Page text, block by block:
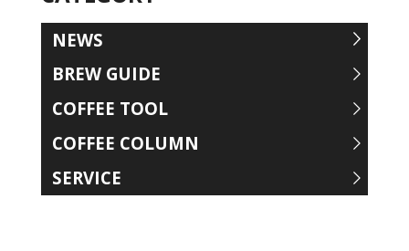
NEWS
BREW GUIDE
COFFEE TOOL
COFFEE COLUMN
SERVICE